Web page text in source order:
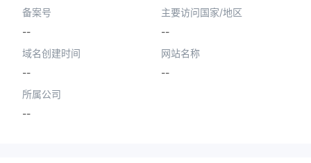
备案号
--
主要访问国家/地区
--
域名创建时间
--
网站名称
--
所属公司
--